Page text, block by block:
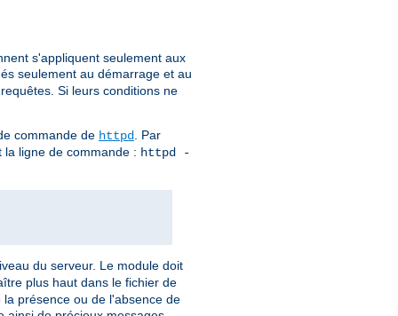
s'appliquent seulement aux
seulement au démarrage et au
Si leurs conditions ne
commande de httpd
. Par
ligne de commande : httpd -
du serveur. Le module doit
plus haut dans le fichier de
présence ou de l'absence de